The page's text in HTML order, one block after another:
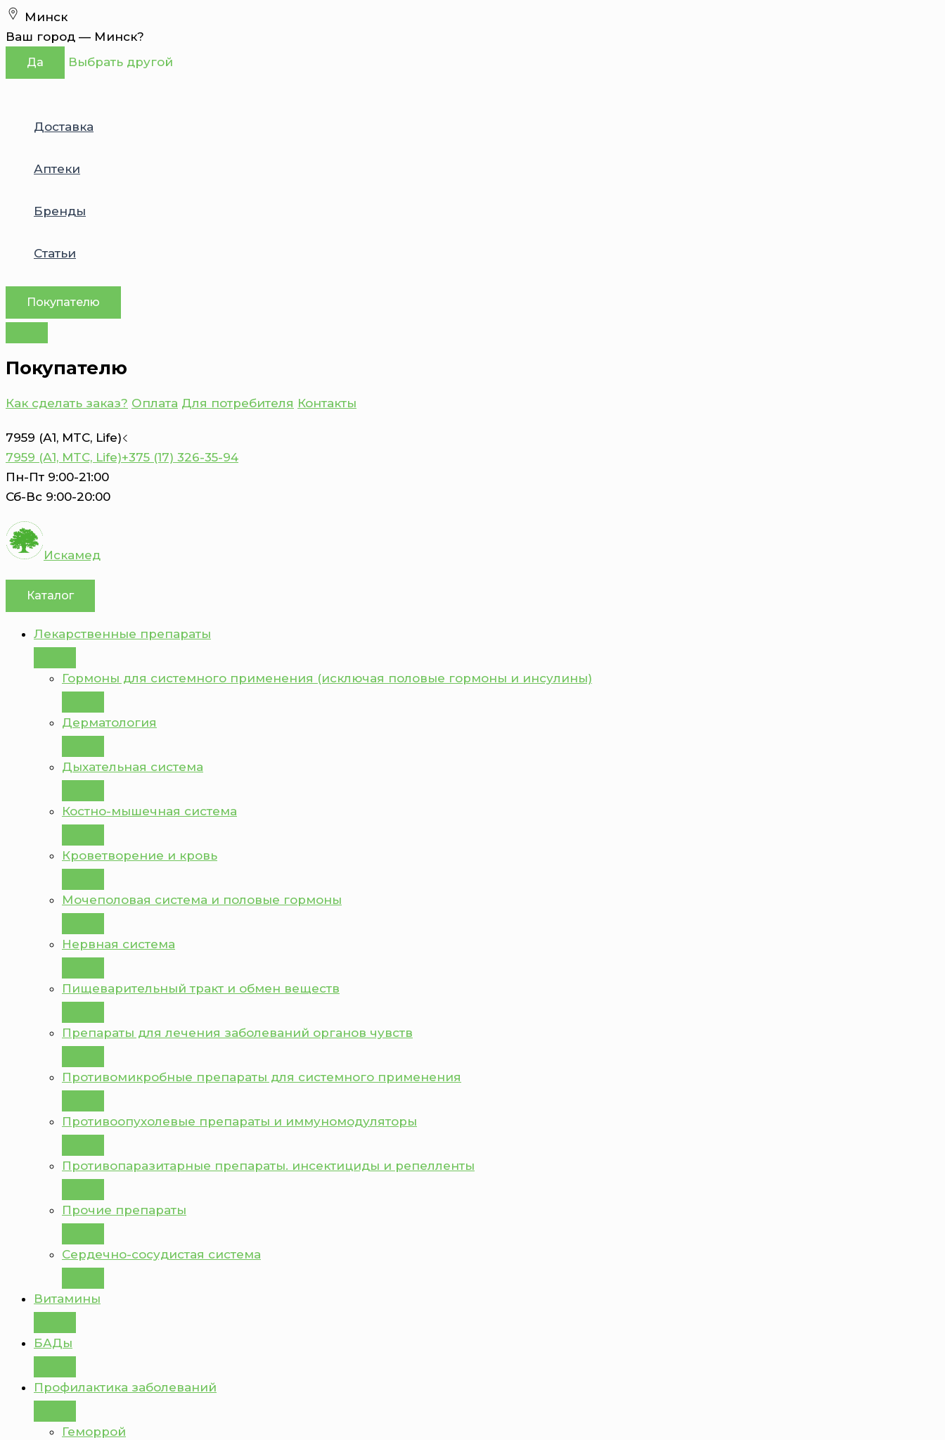
Перейти
к
содержимому
Минск
Ваш город — Минск?
Да Выбрать другой
Доставка
Аптеки
Бренды
Статьи
Покупателю
Покупателю
Как сделать заказ? Оплата Для потребителя Контакты
7959 (А1, MTC, Life)
7959 (А1, MTC, Life)+375 (17) 326-35-94
Пн-Пт 9:00-21:00
Сб-Вс 9:00-20:00
Искамед
Каталог
Лекарственные препараты
Гормоны для системного применения (исключая половые гормоны и инсулины)
Дерматология
Дыхательная система
Костно-мышечная система
Кроветворение и кровь
Мочеполовая система и половые гормоны
Нервная система
Пищеварительный тракт и обмен веществ
Препараты для лечения заболеваний органов чувств
Противомикробные препараты для системного применения
Противоопухолевые препараты и иммуномодуляторы
Противопаразитарные препараты. инсектициды и репелленты
Прочие препараты
Сердечно-сосудистая система
Витамины
БАДы
Профилактика заболеваний
Геморрой